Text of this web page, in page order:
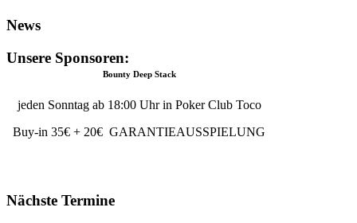
News
Bounty Deep Stack
jeden Sonntag ab 18:00 Uhr in Poker Club Toco
Buy-in 35€ + 20€ GARANTIEAUSSPIELUNG
Unsere Sponsoren:
Nächste Termine